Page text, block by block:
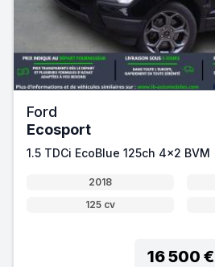
Ford
Ecosport
1.5 TDCi EcoBlue 125ch 4x2 BVM
2018
125 cv
16 500 €